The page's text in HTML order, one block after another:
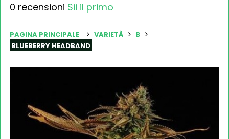
0 recensioni Sii il primo
PAGINA PRINCIPALE VARIETÀ
B
BLUEBERRY HEADBAND